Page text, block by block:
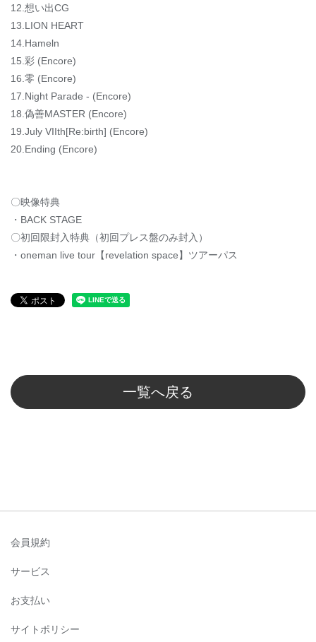
12.想い出CG
13.LION HEART
14.Hameln
15.彩 (Encore)
16.零 (Encore)
17.Night Parade - (Encore)
18.偽善MASTER (Encore)
19.July VIIth[Re:birth] (Encore)
20.Ending (Encore)
〇映像特典
・BACK STAGE
〇初回限封入特典（初回プレス盤のみ封入）
・oneman live tour【revelation space】ツアーパス
一覧へ戻る
会員規約
サービス
お支払い
サイトポリシー